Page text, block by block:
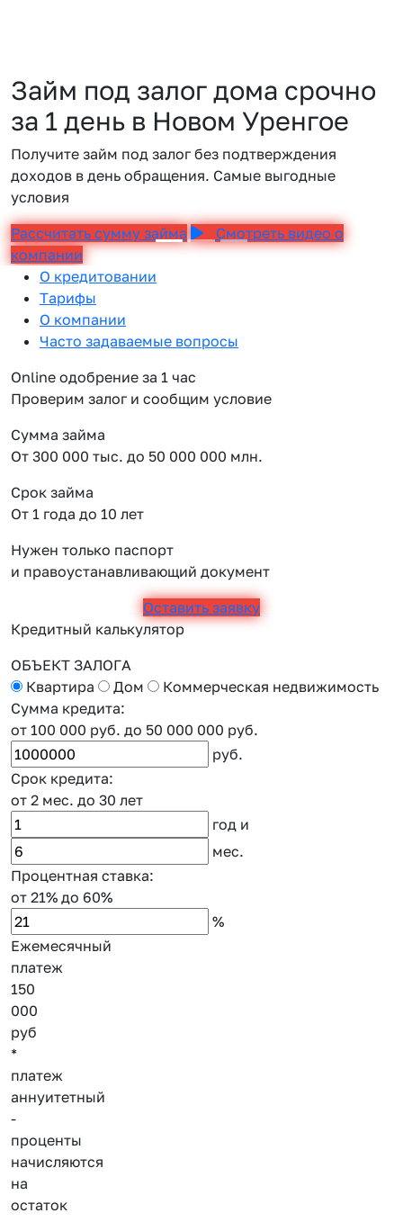
Займ под залог дома срочно
за 1 день в Новом Уренгое
Получите займ под залог без подтверждения
доходов в день обращения. Самые выгодные
условия
Рассчитать сумму займа
Смотреть видео о
компании
О кредитовании
Тарифы
О компании
Часто задаваемые вопросы
Online одобрение за 1 час
Проверим залог и сообщим условие
Сумма займа
От 300 000 тыс. до 50 000 000 млн.
Срок займа
От 1 года до 10 лет
Нужен только паспорт
и правоустанавливающий документ
Оставить заявку
Кредитный калькулятор
ОБЪЕКТ ЗАЛОГА
Квартира
Дом
Коммерческая недвижимость
Сумма кредита:
от 100 000 руб. до 50 000 000 руб.
руб.
Срок кредита:
от 2 мес. до 30 лет
год и
мес.
Процентная ставка:
от 21% до 60%
%
Ежемесячный
платеж
150
000
руб
*
платеж
аннуитетный
-
проценты
начисляются
на
остаток